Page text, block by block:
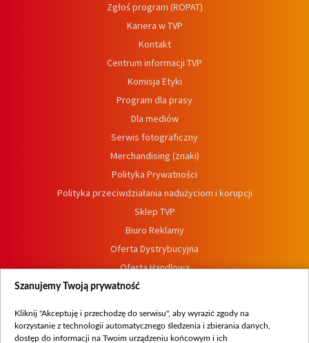
Zgłoś program (ROPAT)
Kariera w TVP
Kontakt
Centrum informacji TVP
Komisja Etyki
Program dla prasy
Dla mediów
Serwis fotograficzny
Merchandising (znaki)
Polityka Prywatności
Polityka przeciwdziałania nadużyciom i korupcji
Sklep TVP
Biuro Reklamy
Oferta Dystrybucyjna
Oferta Handlowa
Dostępność
Procedura zgłoszeń wewnętrznych
Szanujemy Twoją prywatność
Kliknij "Akceptuję i przechodzę do serwisu", aby wyrazić zgody na
korzystanie z technologii automatycznego śledzenia i zbierania danych,
dostęp do informacji na Twoim urządzeniu końcowym i ich